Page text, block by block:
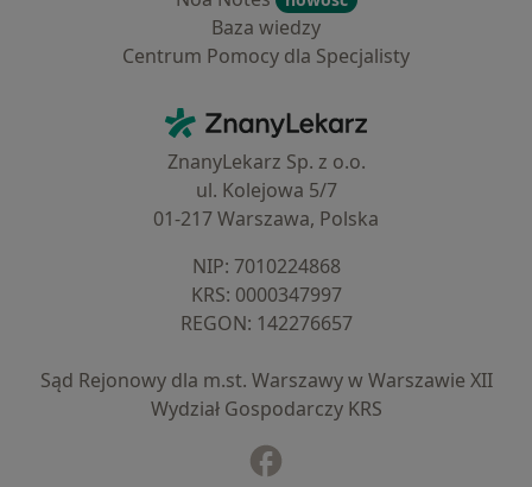
Baza wiedzy
Centrum Pomocy dla Specjalisty
ZnanyLekarz - Strona główna
ZnanyLekarz Sp. z o.o.
ul. Kolejowa 5/7
01-217 Warszawa, Polska
NIP: ⁠7010224868
KRS: ⁠0000347997
REGON: ⁠142276657
Sąd Rejonowy dla m.st. Warszawy w Warszawie XII
Wydział Gospodarczy KRS